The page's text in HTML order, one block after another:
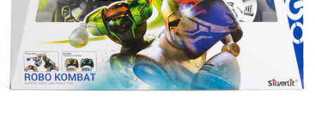
娃娃, 芭比,收藏公仔
電子玩具
遊戲及拼圖系列
Pokemon寶可夢
playpop
LEGO樂高
14歳以上